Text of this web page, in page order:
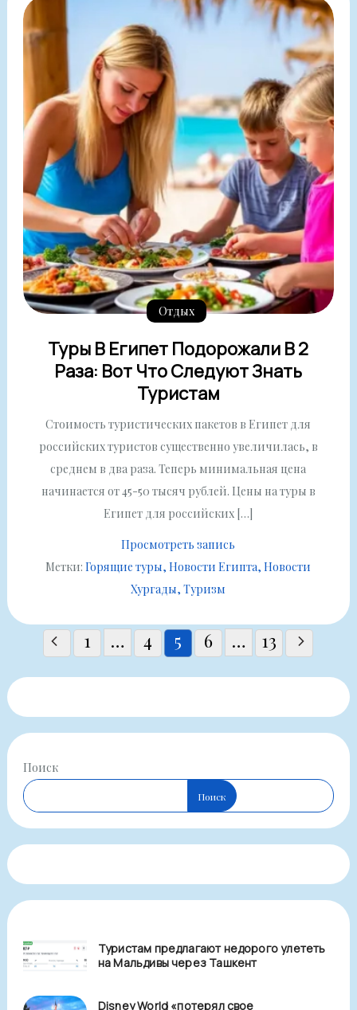
Отдых
Туры В Египет Подорожали В 2
Раза: Вот Что Следуют Знать
Туристам
Стоимость туристических пакетов в Египет для
российских туристов существенно увеличилась, в
среднем в два раза. Теперь минимальная цена
начинается от 45-50 тысяч рублей. Цены на туры в
Египет для российских […]
Просмотреть запись
Метки:Горящие туры Новости Египта Новости
Хургады Туризм
Пагинация
записей
1 … 4 5 6 … 13
Поиск
Поиск
Туристам предлагают недорого улететь
на Мальдивы через Ташкент
Disney World «потерял свое